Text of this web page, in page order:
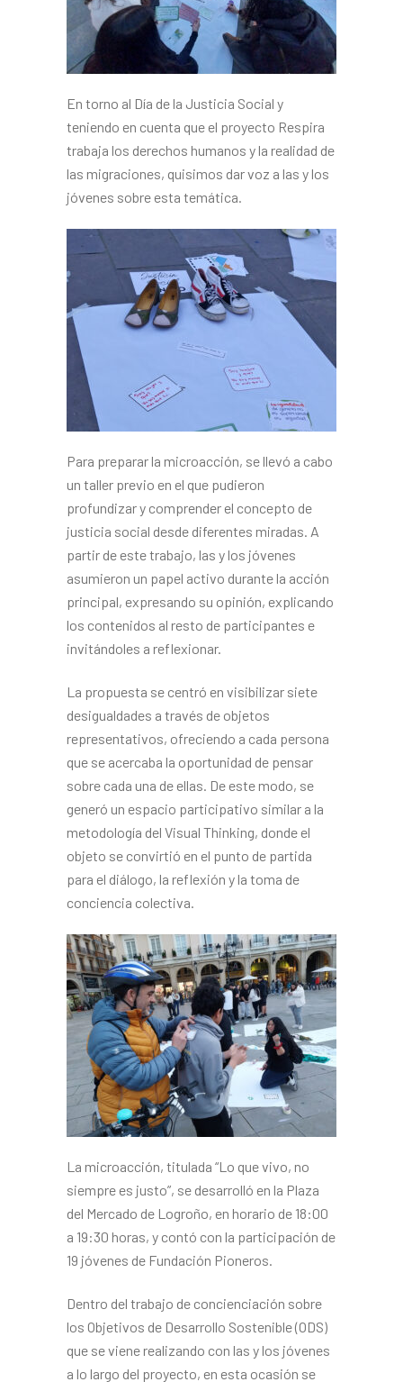
En torno al Día de la Justicia Social y
teniendo en cuenta que el proyecto Respira
trabaja los derechos humanos y la realidad de
las migraciones, quisimos dar voz a las y los
jóvenes sobre esta temática.
Para preparar la microacción, se llevó a cabo
un taller previo en el que pudieron
profundizar y comprender el concepto de
justicia social desde diferentes miradas. A
partir de este trabajo, las y los jóvenes
asumieron un papel activo durante la acción
principal, expresando su opinión, explicando
los contenidos al resto de participantes e
invitándoles a reflexionar.
La propuesta se centró en visibilizar siete
desigualdades a través de objetos
representativos, ofreciendo a cada persona
que se acercaba la oportunidad de pensar
sobre cada una de ellas. De este modo, se
generó un espacio participativo similar a la
metodología del Visual Thinking, donde el
objeto se convirtió en el punto de partida
para el diálogo, la reflexión y la toma de
conciencia colectiva.
La microacción, titulada “Lo que vivo, no
siempre es justo”, se desarrolló en la Plaza
del Mercado de Logroño, en horario de 18:00
a 19:30 horas, y contó con la participación de
19 jóvenes de Fundación Pioneros.
Dentro del trabajo de concienciación sobre
los Objetivos de Desarrollo Sostenible (ODS)
que se viene realizando con las y los jóvenes
a lo largo del proyecto, en esta ocasión se